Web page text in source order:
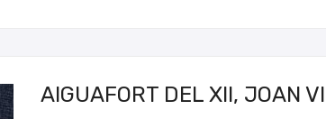
AIGUAFORT DEL XII, JOAN